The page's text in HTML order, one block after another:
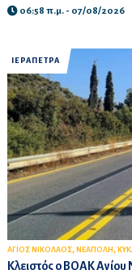
06:58 π.μ. - 07/08/2026
ΙΕΡΑΠΕΤΡΑ
ΑΓΙΟΣ ΝΙΚΟΛΑΟΣ, ΝΕΑΠΟΛΗ ,
Κλειστός ο ΒΟΑΚ Αγίου